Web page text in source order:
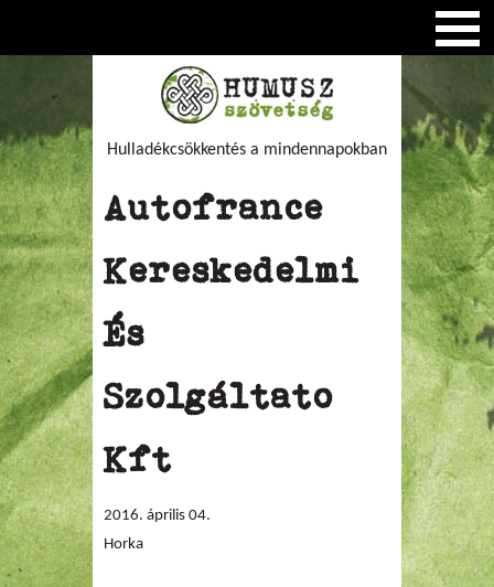
Hulladékcsökkentés a mindennapokban
Autofrance
Kereskedelmi
És
Szolgáltato
Kft
2016. április 04.
Horka